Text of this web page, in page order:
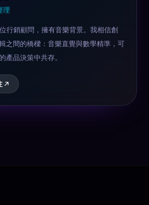
理
行銷顧問，擁有音樂背景。我相信創
之間的橋樑：音樂直覺與數學精準，可
產品決策中共存。